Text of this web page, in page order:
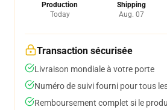
Production
Today
Shipping
Aug. 07
Transaction sécurisée
Livraison mondiale à votre porte
Numéro de suivi fourni pour tous
Remboursement complet si le